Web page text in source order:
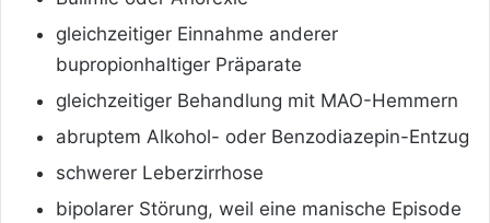
gleichzeitiger Einnahme anderer
bupropionhaltiger Präparate
gleichzeitiger Behandlung mit MAO-Hemmern
abruptem Alkohol- oder Benzodiazepin-Entzug
schwerer Leberzirrhose
bipolarer Störung, weil eine manische Episode